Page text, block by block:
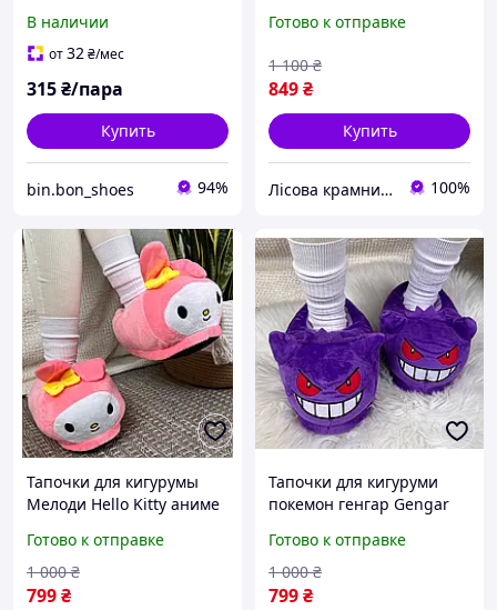
В наличии
от32₴/мес
315₴/пара
Купить
bin.bon_shoes 94%
детские розовые Hello
размер 27-33)
Готово к отправке
849₴
1 100 ₴
Купить
Лісова крамничка 100%
Тапочки для кигурумы
Мелоди Hello Kitty аниме
тапочки кигуруми тапки
игрушки домашние для
девочек женские
Готово к отправке
799₴
1 000 ₴
Тапочки для кигуруми
покемон генгар Gengar
тапочки кигуруми тапки
игрушки домашние для
мальчиков девочек
Готово к отправке
799₴
1 000 ₴